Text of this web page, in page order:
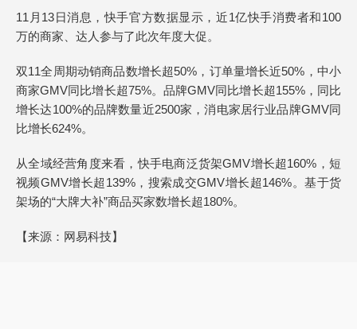
11月13日消息，快手官方数据显示，近1亿快手消费者和100
万的商家、达人参与了此次年度大促。
双11全周期动销商品数增长超50%，订单量增长近50%，中小
商家GMV同比增长超75%。品牌GMV同比增长超155%，同比
增长达100%的品牌数量近2500家，消电家居行业品牌GMV同
比增长624%。
从全域经营角度来看，快手电商泛货架GMV增长超160%，短
视频GMV增长超139%，搜索成交GMV增长超146%。基于货
架场的“大牌大补”商品买家数增长超180%。
【来源：网易科技】